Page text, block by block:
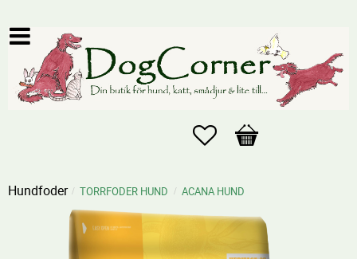
Favoriter
Kundvagn
Hundfoder TORRFODER HUND ACANA HUND